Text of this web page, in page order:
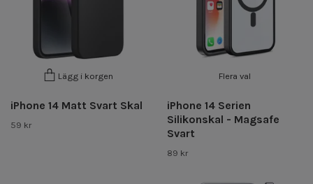
Lägg i korgen
iPhone 14 Matt Svart Skal
59 kr
Flera val
iPhone 14 Serien
Silikonskal - Magsafe
Svart
89 kr